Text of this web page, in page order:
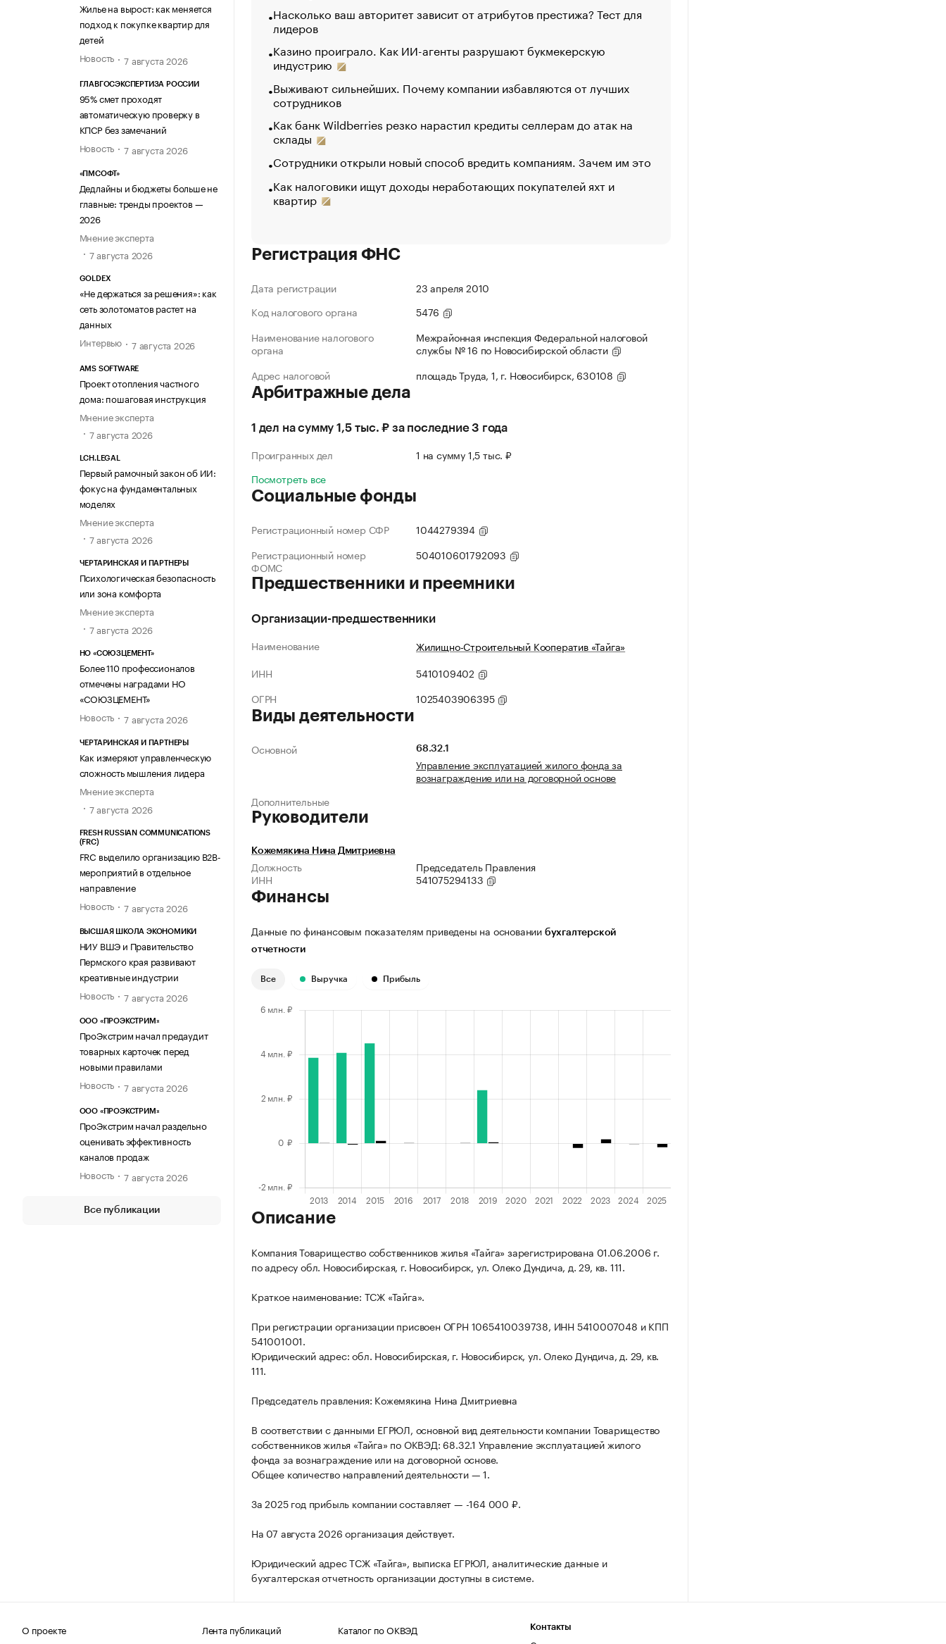
Жилье на вырост: как меняется
подход к покупке квартир для
детей
Новость
7 августа 2026
ГЛАВГОСЭКСПЕРТИЗА РОССИИ
95% смет проходят
автоматическую проверку в
КПСР без замечаний
Новость
7 августа 2026
«ПМСОФТ»
Дедлайны и бюджеты больше не
главные: тренды проектов —
2026
Мнение эксперта
7 августа 2026
GOLDEX
«Не держаться за решения»: как
сеть золотоматов растет на
данных
Интервью
7 августа 2026
AMS SOFTWARE
Проект отопления частного
дома: пошаговая инструкция
Мнение эксперта
7 августа 2026
LCH.LEGAL
Первый рамочный закон об ИИ:
фокус на фундаментальных
моделях
Мнение эксперта
7 августа 2026
ЧЕРТАРИНСКАЯ И ПАРТНЕРЫ
Психологическая безопасность
или зона комфорта
Мнение эксперта
7 августа 2026
НО «СОЮЗЦЕМЕНТ»
Более 110 профессионалов
отмечены наградами НО
«СОЮЗЦЕМЕНТ»
Новость
7 августа 2026
ЧЕРТАРИНСКАЯ И ПАРТНЕРЫ
Как измеряют управленческую
сложность мышления лидера
Мнение эксперта
7 августа 2026
FRESH RUSSIAN COMMUNICATIONS
(FRC)
FRC выделило организацию B2B-
мероприятий в отдельное
направление
Новость
7 августа 2026
ВЫСШАЯ ШКОЛА ЭКОНОМИКИ
НИУ ВШЭ и Правительство
Пермского края развивают
креативные индустрии
Новость
7 августа 2026
ООО «ПРОЭКСТРИМ»
ПроЭкстрим начал предаудит
товарных карточек перед
новыми правилами
Новость
7 августа 2026
ООО «ПРОЭКСТРИМ»
ПроЭкстрим начал раздельно
оценивать эффективность
каналов продаж
Новость
7 августа 2026
Все публикации
Насколько ваш авторитет зависит от атрибутов престижа? Тест для
лидеров
Казино проиграло. Как ИИ-агенты разрушают букмекерскую
индустрию
Выживают сильнейших. Почему компании избавляются от лучших
сотрудников
Как банк Wildberries резко нарастил кредиты селлерам до атак на
склады
Сотрудники открыли новый способ вредить компаниям. Зачем им это
Как налоговики ищут доходы неработающих покупателей яхт и
квартир
Регистрация ФНС
Дата регистрации
23 апреля 2010
Код налогового органа
5476
Наименование налогового
органа
Межрайонная инспекция Федеральной налоговой
службы № 16 по Новосибирской области
Адрес налоговой
площадь Труда, 1, г. Новосибирск, 630108
Арбитражные дела
1 дел на сумму 1,5 тыс. ₽ за последние 3 года
Проигранных дел
1 на сумму 1,5 тыс. ₽
Посмотреть все
Социальные фонды
Регистрационный номер СФР
1044279394
Регистрационный номер
ФОМС
504010601792093
Предшественники и преемники
Организации-предшественники
Наименование
Жилищно-Строительный Кооператив «Тайга»
ИНН
5410109402
ОГРН
1025403906395
Виды деятельности
Основной 68.32.1
Управление эксплуатацией жилого фонда за
вознаграждение или на договорной основе
Дополнительные
Руководители
Кожемякина Нина Дмитриевна
Должность
Председатель Правления
ИНН
541075294133
Финансы
Данные по финансовым показателям приведены на основании бухгалтерской
отчетности
Все Выручка Прибыль
Описание
Компания Товарищество собственников жилья «Тайга» зарегистрирована 01.06.2006 г.
по адресу обл. Новосибирская, г. Новосибирск, ул. Олеко Дундича, д. 29, кв. 111.
Краткое наименование: ТСЖ «Тайга».
При регистрации организации присвоен ОГРН 1065410039738, ИНН 5410007048 и КПП
541001001.
Юридический адрес: обл. Новосибирская, г. Новосибирск, ул. Олеко Дундича, д. 29, кв.
111.
Председатель правления: Кожемякина Нина Дмитриевна
В соответствии с данными ЕГРЮЛ, основной вид деятельности компании Товарищество
собственников жилья «Тайга» по ОКВЭД: 68.32.1 Управление эксплуатацией жилого
фонда за вознаграждение или на договорной основе.
Общее количество направлений деятельности — 1.
За 2025 год прибыль компании составляет — -164 000 ₽.
На 07 августа 2026 организация действует.
Юридический адрес ТСЖ «Тайга», выписка ЕГРЮЛ, аналитические данные и
бухгалтерская отчетность организации доступны в системе.
О проекте
Лента публикаций
Каталог по ОКВЭД
Контакты